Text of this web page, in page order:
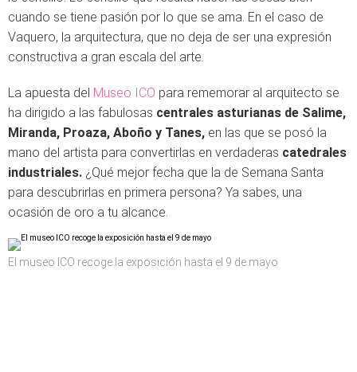
cuando se tiene pasión por lo que se ama. En el caso de
Vaquero, la arquitectura, que no deja de ser una expresión
constructiva a gran escala del arte.
La apuesta del Museo ICO para rememorar al arquitecto se
ha dirigido a las fabulosas centrales asturianas de Salime,
Miranda, Proaza, Aboño y Tanes, en las que se posó la
mano del artista para convertirlas en verdaderas catedrales
industriales. ¿Qué mejor fecha que la de Semana Santa
para descubrirlas en primera persona? Ya sabes, una
ocasión de oro a tu alcance.
El museo ICO recoge la exposición hasta el 9 de mayo